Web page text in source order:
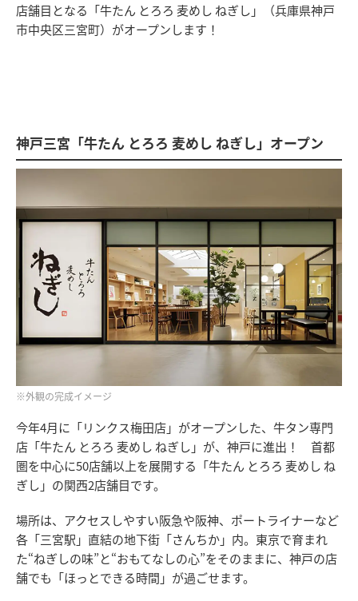
店舗目となる「牛たん とろろ 麦めし ねぎし」（兵庫県神戸
市中央区三宮町）がオープンします！
神戸三宮「牛たん とろろ 麦めし ねぎし」オープン
※外観の完成イメージ
今年4月に「リンクス梅田店」がオープンした、牛タン専門
店「牛たん とろろ 麦めし ねぎし」が、神戸に進出！ 首都
圏を中心に50店舗以上を展開する「牛たん とろろ 麦めし ね
ぎし」の関西2店舗目です。
場所は、アクセスしやすい阪急や阪神、ポートライナーなど
各「三宮駅」直結の地下街「さんちか」内。東京で育まれ
た“ねぎしの味”と“おもてなしの心”をそのままに、神戸の店
舗でも「ほっとできる時間」が過ごせます。